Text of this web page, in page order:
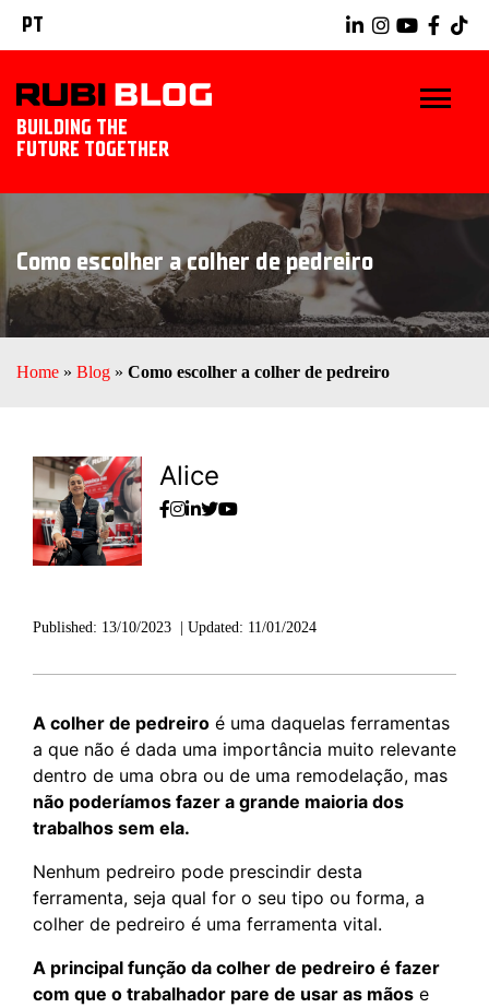
PT
BUILDING THE
FUTURE TOGETHER
DICAS E TRUQUES
IDÉIAS TILING
RUBI TOOLS
Como escolher a colher de pedreiro
Home » Blog » Como escolher a colher de pedreiro
Alice
Published: 13/10/2023 Updated: 11/01/2024
A colher de pedreiro é uma daquelas ferramentas
a que não é dada uma importância muito relevante
dentro de uma obra ou de uma remodelação, mas
não poderíamos fazer a grande maioria dos
trabalhos sem ela.
Nenhum pedreiro pode prescindir desta
ferramenta, seja qual for o seu tipo ou forma, a
colher de pedreiro é uma ferramenta vital.
A principal função da colher de pedreiro é fazer
com que o trabalhador pare de usar as mãos e